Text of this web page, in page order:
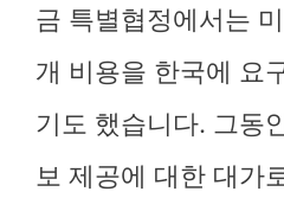
금 특별협정에서는
개 비용을 한국에 요
기도 했습니다. 그동
보 제공에 대한 대가